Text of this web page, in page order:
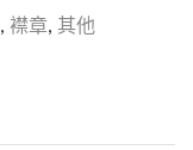
, 襟章, 其他